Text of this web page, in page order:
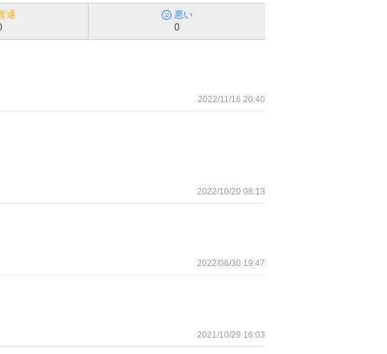
通
悪い
0
2022/11/16 20:40
2022/10/20 08:13
2022/06/30 19:47
2021/10/29 16:03